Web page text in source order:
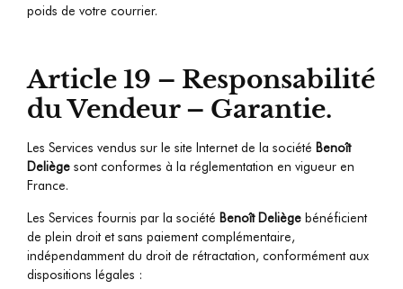
poids de votre courrier.
Article 19 – Responsabilité
du Vendeur – Garantie.
Les Services vendus sur le site Internet de la société Benoît
Deliège sont conformes à la réglementation en vigueur en
France.
Les Services fournis par la société Benoît Deliège bénéficient
de plein droit et sans paiement complémentaire,
indépendamment du droit de rétractation, conformément aux
dispositions légales :